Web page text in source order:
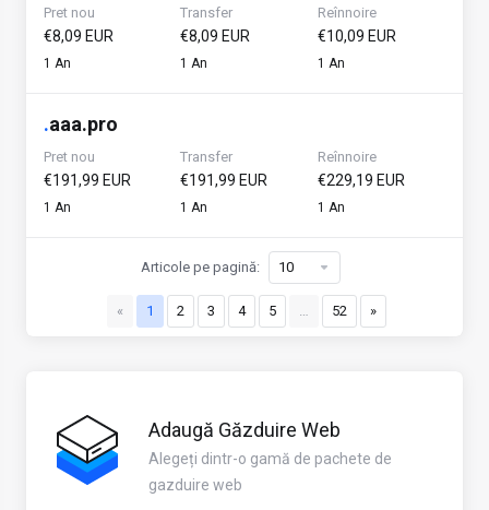
Pret nou
€8,09 EUR
1 An
Transfer
€8,09 EUR
1 An
Reînnoire
€10,09 EUR
1 An
.aaa.pro
Pret nou
€191,99 EUR
1 An
Transfer
€191,99 EUR
1 An
Reînnoire
€229,19 EUR
1 An
« 1 2 3 4 5 … 52 »
Articole pe pagină:
Adaugă Găzduire Web
Alegeți dintr-o gamă de pachete de
gazduire web